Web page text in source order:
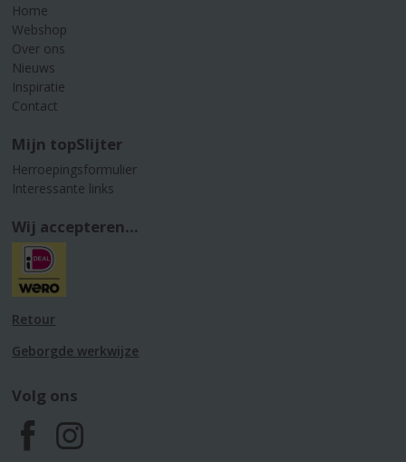
Home
Webshop
Over ons
Nieuws
Inspiratie
Contact
Mijn topSlijter
Herroepingsformulier
Interessante links
Wij accepteren...
Retour
Geborgde werkwijze
Volg ons
F
I